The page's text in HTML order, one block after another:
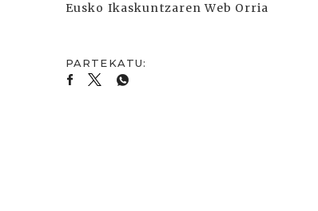
Eusko Ikaskuntzaren Web Orria